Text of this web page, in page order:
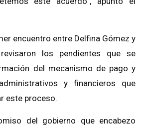
encuentro entre Delfina Gómez y
los pendientes que se
del mecanismo de pago y
y financieros que
este proceso.
del gobierno que encabezo